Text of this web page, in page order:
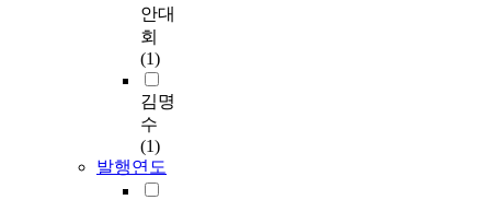
안대
회
(1)
김명
수
(1)
발행연도